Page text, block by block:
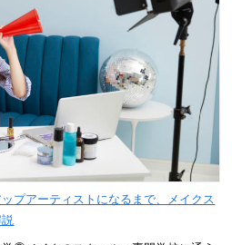
プアーティストになるまで、メイクス